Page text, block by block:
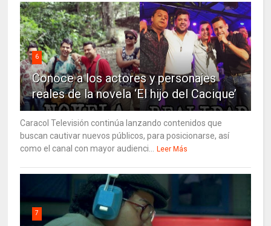
6
Conoce a los actores y personajes
reales de la novela ‘El hijo del Cacique’
Caracol Televisión continúa lanzando contenidos que
buscan cautivar nuevos públicos, para posicionarse, así
como el canal con mayor audienci...
Leer Más
7